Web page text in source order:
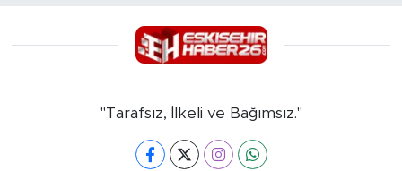
"Tarafsız, İlkeli ve Bağımsız."